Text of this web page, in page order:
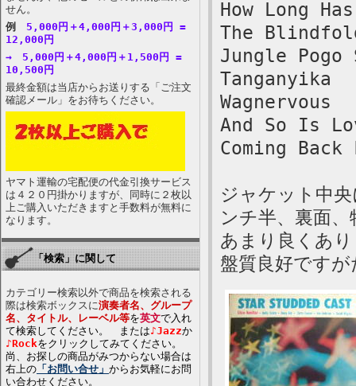
せん。
例
5,000円＋4,000円＋3,000円 =
12,000円
→ 5,000円＋4,000円＋1,500円 =
10,500円
最終金額は当店からお送りする「ご注文
確認メール」をお待ちください。
ヤマト運輸の宅配便の代金引換サービス
は４２０円掛かりますが、同時に２枚以
上ご購入いただきますと手数料が無料に
なります。
「検索」に関して
カテゴリー検索以外で商品を検索される
際は検索ボックスに演奏者名、グループ
名、タイトル、レーベル等を英文で入れ
て検索してください。 または♪Jazzか
♪Rockをクリックしてみてください。
尚、お探しの商品がみつからない場合は
右上の 「お問い合せ」 からお気軽にお問
い合わせください。
How Long
The
Jungle
Tanganyika
Wagnervous
And So Is
Coming Back
ジャケット中
ンチ半、裏面
あまり良くあ
盤質良好です